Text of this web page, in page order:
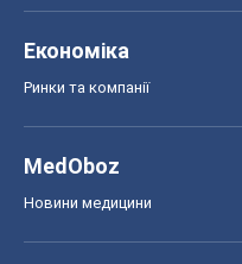
Економіка
Ринки та компанії
MedOboz
Новини медицини